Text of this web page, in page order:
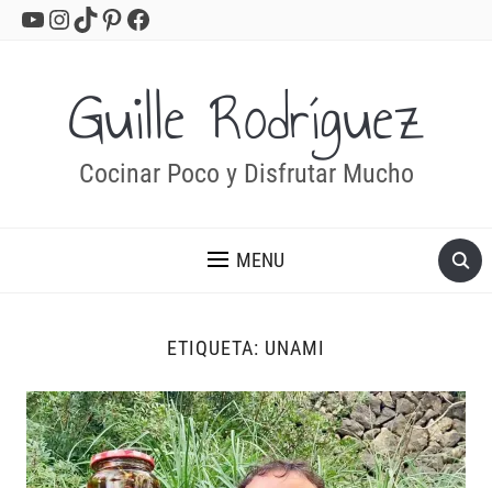
YouTube
Instagram
TikTok
Pinterest
Facebook
Guille Rodríguez
Cocinar Poco y Disfrutar Mucho
MENU
ETIQUETA: UNAMI